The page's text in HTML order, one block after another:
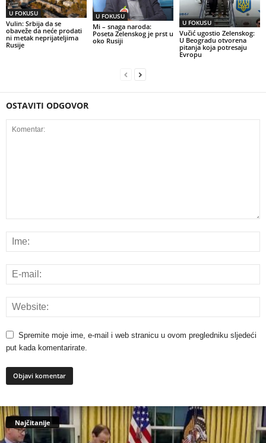
U FOKUSU
Vulin: Srbija da se
obaveže da neće prodati
ni metak neprijateljima
Rusije
U FOKUSU
Mi – snaga naroda:
Poseta Zelenskog je prst u
oko Rusiji
U FOKUSU
Vučić ugostio Zelenskog:
U Beogradu otvorena
pitanja koja potresaju
Evropu
OSTAVITI ODGOVOR
Spremite moje ime, e-mail i web stranicu u ovom pregledniku sljedeći
put kada komentarirate.
Najčitanije